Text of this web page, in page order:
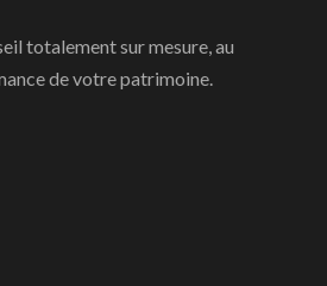
totalement sur mesure, au
de votre patrimoine.